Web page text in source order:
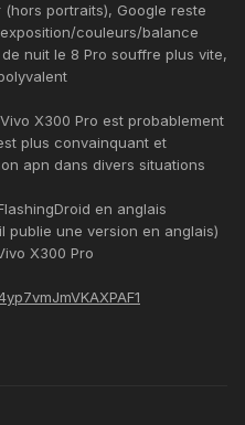
portraits), Google reste
couleurs/balance
nuit le 8 Pro souffre plus vite,
X300 Pro est probablement
plus convainquant et
apn dans divers situations
en anglais
publie une version en anglais)
X300 Pro